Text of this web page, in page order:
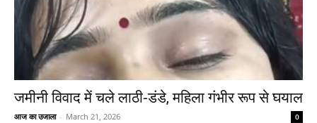
जमीनी विवाद में चले लाठी-डंडे, महिला गंभीर रूप से घयाल
आज का उजाला - March 21, 2026 0